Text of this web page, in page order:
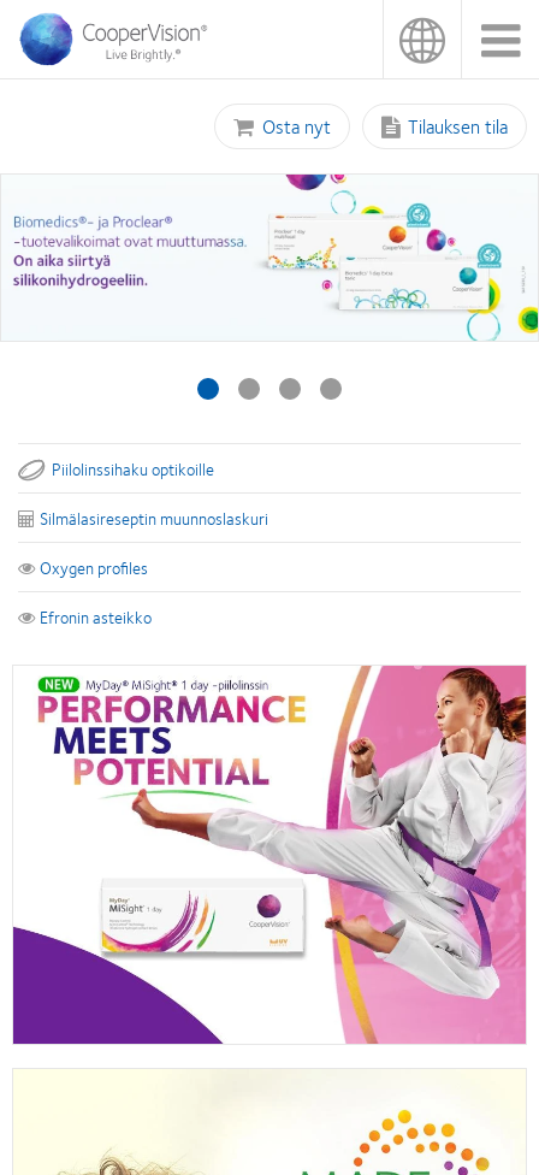
Hyppää
pääsisältöön
Tilauksen tila
Osta nyt
Piilolinssihaku optikoille
Silmälasireseptin muunnoslaskuri
Oxygen profiles
Efronin asteikko